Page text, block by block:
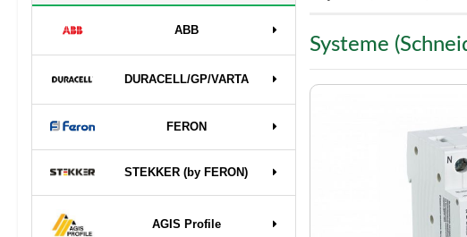
ABB
DURAСELL/GP/VARTA
FERON
STEKKER (by FERON)
AGIS Profile
Systeme